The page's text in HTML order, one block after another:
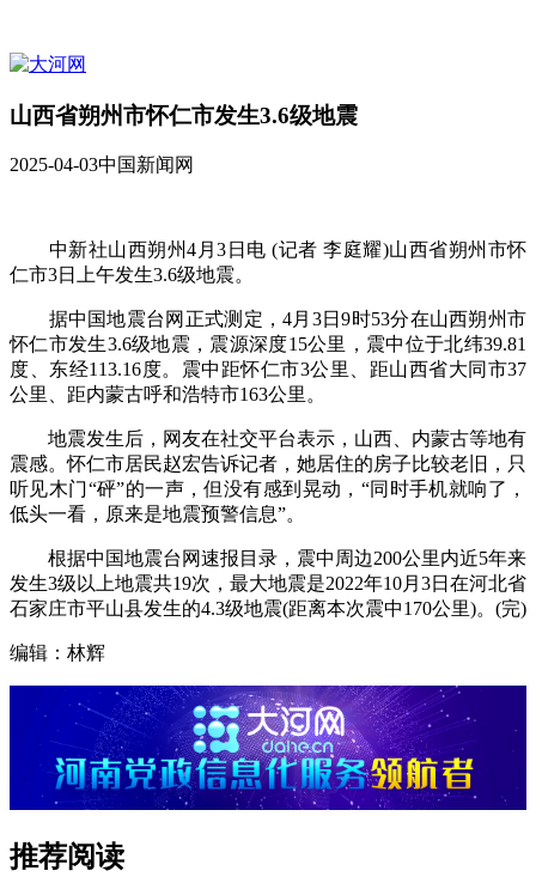
山西省朔州市怀仁市发生3.6级地震
2025-04-03中国新闻网
中新社山西朔州4月3日电 (记者 李庭耀)山西省朔州市怀
仁市3日上午发生3.6级地震。
据中国地震台网正式测定，4月3日9时53分在山西朔州市
怀仁市发生3.6级地震，震源深度15公里，震中位于北纬39.81
度、东经113.16度。震中距怀仁市3公里、距山西省大同市37
公里、距内蒙古呼和浩特市163公里。
地震发生后，网友在社交平台表示，山西、内蒙古等地有
震感。怀仁市居民赵宏告诉记者，她居住的房子比较老旧，只
听见木门“砰”的一声，但没有感到晃动，“同时手机就响了，
低头一看，原来是地震预警信息”。
根据中国地震台网速报目录，震中周边200公里内近5年来
发生3级以上地震共19次，最大地震是2022年10月3日在河北省
石家庄市平山县发生的4.3级地震(距离本次震中170公里)。(完)
编辑：林辉
推荐阅读